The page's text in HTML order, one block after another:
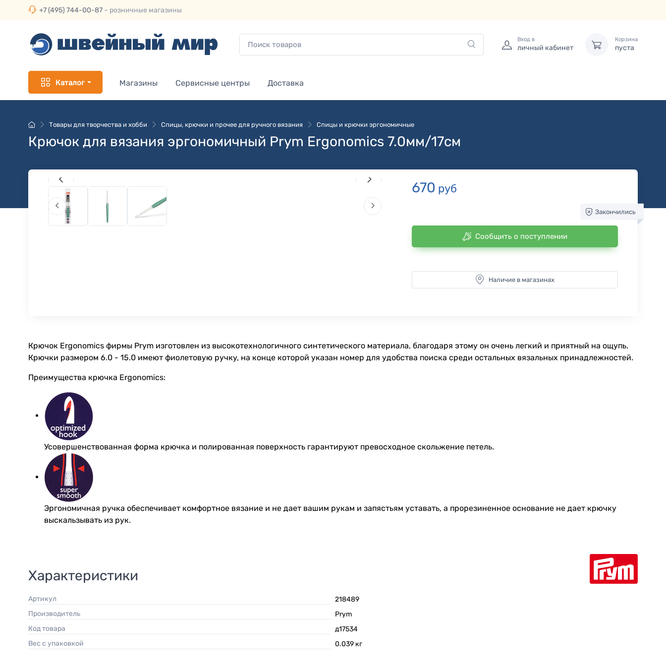
+7 (495) 744-00-87 – розничные магазины
Вход в
личный кабинет
Корзина
пуста
Каталог Магазины Сервисные центры Доставка
Товары для творчества и хобби Спицы, крючки и прочее для ручного вязания Спицы и крючки эргономичные
Крючок для вязания эргономичный Prym Ergonomics 7.0мм/17см
670 руб
Закончились
Сообщить о поступлении
Наличие в магазинах
Крючок Ergonomics фирмы Prym изготовлен из высокотехнологичного синтетического материала, благодаря этому он очень легкий и приятный на ощупь.
Крючки размером 6.0 - 15.0 имеют фиолетовую ручку, на конце которой указан номер для удобства поиска среди остальных вязальных принадлежностей.
Преимущества крючка Ergonomics:
Усовершенствованная форма крючка и полированная поверхность гарантируют превосходное скольжение петель.
Эргономичная ручка обеспечивает комфортное вязание и не дает вашим рукам и запястьям уставать, а прорезиненное основание не дает крючку
выскальзывать из рук.
Характеристики
Артикул
218489
Производитель
Prym
Код товара
д17534
Вес с упаковкой
0.039 кг